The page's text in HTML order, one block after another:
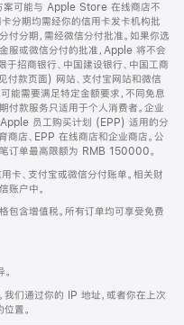
案可能与 Apple Store 在线商店不
分期均需经你的信用卡发卡机构批
付分期，需经微信分付批准。如果你选
服或微信分付的批准，Apple 将不会
招商银行、中国建设银行、中国工商
付款页面) 网站、支付宝网站和微信
能需要满足特定金额要求，不同免息
付款服务只适用于个人消费者。企业
员工购买计划 (EPP) 适用的分
商店、EPP 在线商店和企业商店。公
订单最高限额为 RMB 150000。
卡、支付宝或微信分付账单。相关财
账户中。
包含增值税。所有订单均可享受免费
我们通过你的 IP 地址，或者你在上次
置。